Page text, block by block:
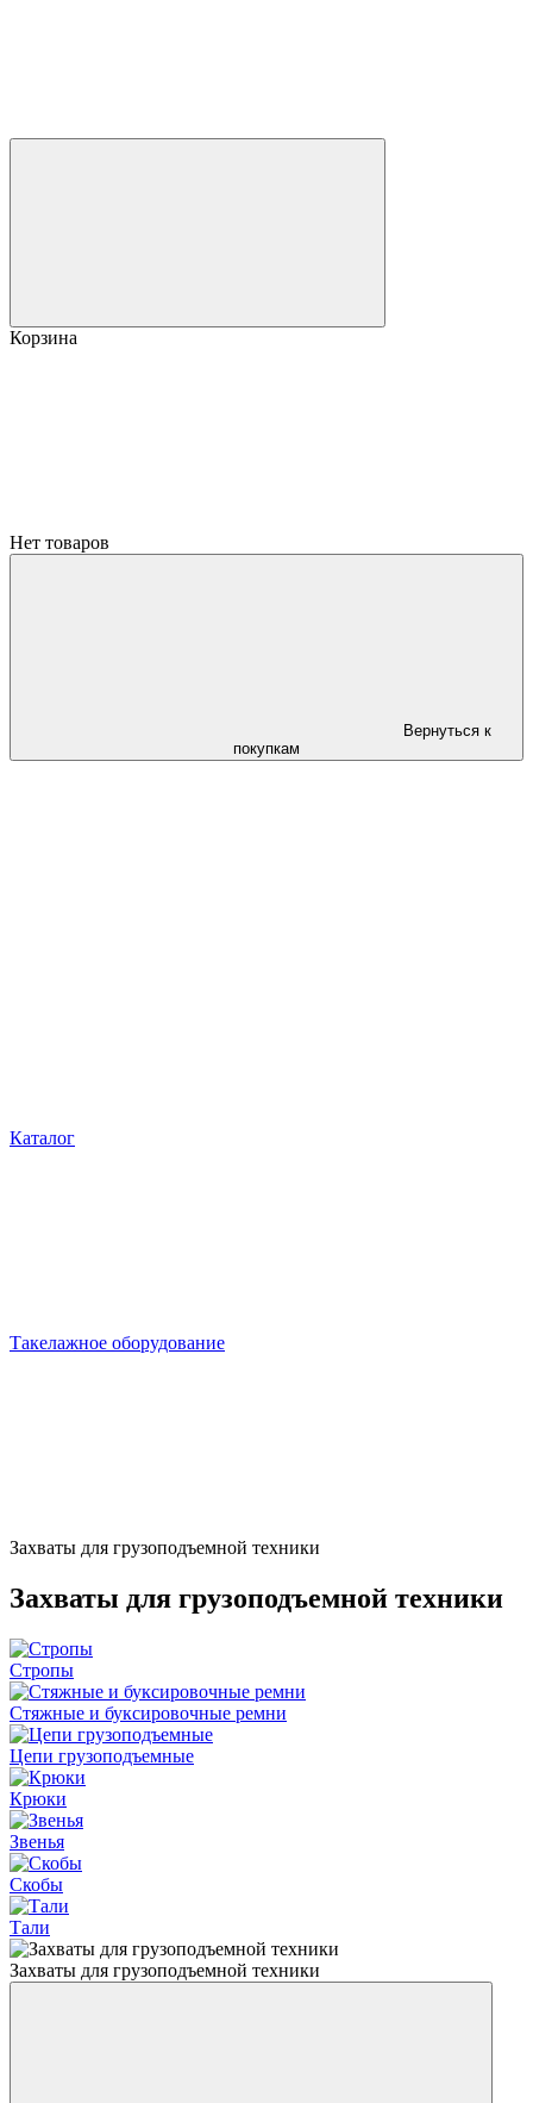
Корзина
Нет товаров
Вернуться к
покупкам
Каталог
Такелажное оборудование
Захваты для грузоподъемной техники
Захваты для грузоподъемной техники
Стропы
Стяжные и буксировочные ремни
Цепи грузоподъемные
Крюки
Звенья
Скобы
Тали
Захваты для грузоподъемной техники